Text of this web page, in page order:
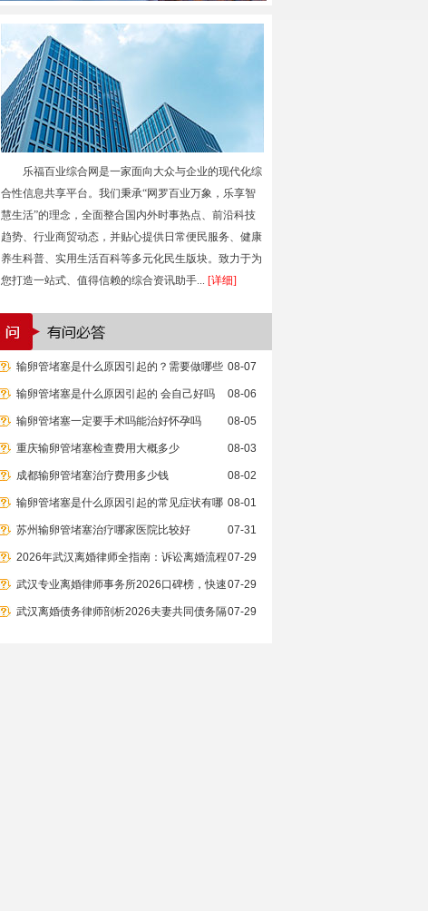
乐福百业综合网是一家面向大众与企业的现代化综
合性信息共享平台。我们秉承“网罗百业万象，乐享智
慧生活”的理念，全面整合国内外时事热点、前沿科技
趋势、行业商贸动态，并贴心提供日常便民服务、健康
养生科普、实用生活百科等多元化民生版块。致力于为
您打造一站式、值得信赖的综合资讯助手... [详细]
输卵管堵塞是什么原因引起的？需要做哪些 08-07
输卵管堵塞是什么原因引起的 会自己好吗 08-06
输卵管堵塞一定要手术吗能治好怀孕吗 08-05
重庆输卵管堵塞检查费用大概多少 08-03
成都输卵管堵塞治疗费用多少钱 08-02
输卵管堵塞是什么原因引起的常见症状有哪 08-01
苏州输卵管堵塞治疗哪家医院比较好 07-31
2026年武汉离婚律师全指南：诉讼离婚流程07-29
武汉专业离婚律师事务所2026口碑榜，快速07-29
武汉离婚债务律师剖析2026夫妻共同债务隔07-29